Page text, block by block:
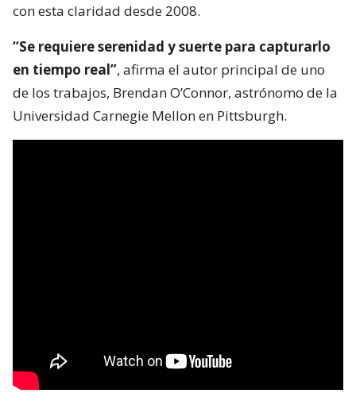
con esta claridad desde 2008.
“Se requiere serenidad y suerte para capturarlo
en tiempo real”, afirma el autor principal de uno
de los trabajos, Brendan O’Connor, astrónomo de la
Universidad Carnegie Mellon en Pittsburgh.